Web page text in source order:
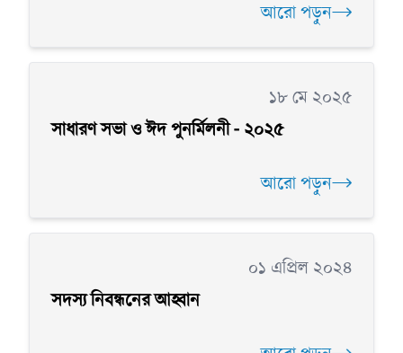
আরো পড়ুন
১৮ মে ২০২৫
সাধারণ সভা ও ঈদ পুনর্মিলনী - ২০২৫
আরো পড়ুন
০১ এপ্রিল ২০২৪
সদস্য নিবন্ধনের আহ্বান